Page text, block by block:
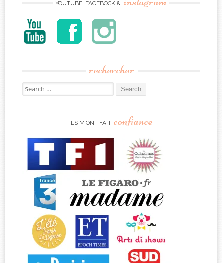
YOUTUBE, FACEBOOK &
rechercher
Search
for:
ILS M’ONT FAIT confiance